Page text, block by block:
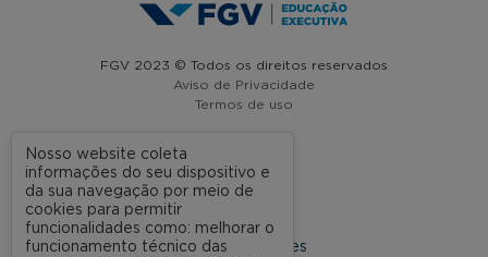
FGV 2023 © Todos os direitos reservados
Aviso de Privacidade
Termos de uso
A FGV
Nossas Unidades
Nosso website coleta
informações do seu dispositivo e
da sua navegação por meio de
cookies para permitir
funcionalidades como: melhorar o
funcionamento técnico das